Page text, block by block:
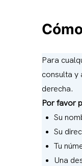
Para
consulta y
derecha.
Por favor
Su
Su
Tu
Una